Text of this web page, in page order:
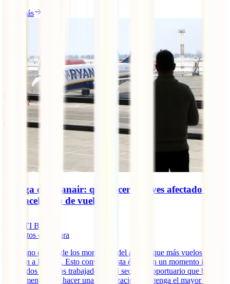
Leer más
Huelga de Ryanair: qué hacer si te ves afectado por
la cancelación de vuelos
IATI Blog
minutos de lectura
El verano es uno de los momentos del año en que más vuelos salen
y llegan a España. Esto convierte esta época en un momento ideal
para todos aquellos trabajadores del sector aeroportuario que buscan
un momento para hacer una movilización que tenga el mayor eco